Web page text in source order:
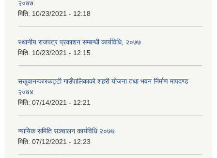
२०७७
मिति: 10/23/2021 - 12:18
स्थानीय राजपत्र प्रकाशन सम्बन्धी कार्यविधि, २०७७
मिति: 10/23/2021 - 12:15
सखुवानन्कारकट्टी गाउँपालिकाकाे शहरी योजना तथा भवन निर्माण मापदण्ड
२०७४
मिति: 07/14/2021 - 12:21
न्यायिक समिति सञ्चालन कार्यविधि २०७७
मिति: 07/12/2021 - 12:23